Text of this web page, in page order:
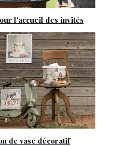
l'accueil des invités
de vase décoratif